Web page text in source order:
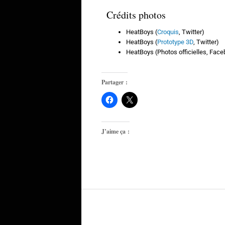
Crédits photos
HeatBoys (Croquis, Twitter)
HeatBoys (Prototype 3D, Twitter)
HeatBoys (Photos officielles,
Partager :
J’aime ça :